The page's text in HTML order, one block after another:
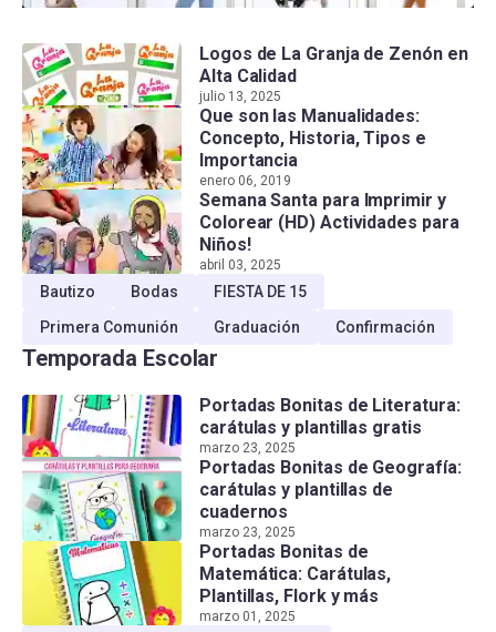
Logos de La Granja de Zenón en
Alta Calidad
julio 13, 2025
Que son las Manualidades:
Concepto, Historia, Tipos e
Importancia
enero 06, 2019
Semana Santa para Imprimir y
Colorear (HD) Actividades para
Niños!
abril 03, 2025
Bautizo Bodas
FIESTA DE 15
Primera Comunión
Graduación Confirmación
Temporada Escolar
Portadas Bonitas de Literatura:
carátulas y plantillas gratis
marzo 23, 2025
Portadas Bonitas de Geografía:
carátulas y plantillas de
cuadernos
marzo 23, 2025
Portadas Bonitas de
Matemática: Carátulas,
Plantillas, Flork y más
marzo 01, 2025